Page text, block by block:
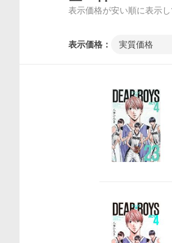
表示価格が安い順に表示
表示価格： 実質価格